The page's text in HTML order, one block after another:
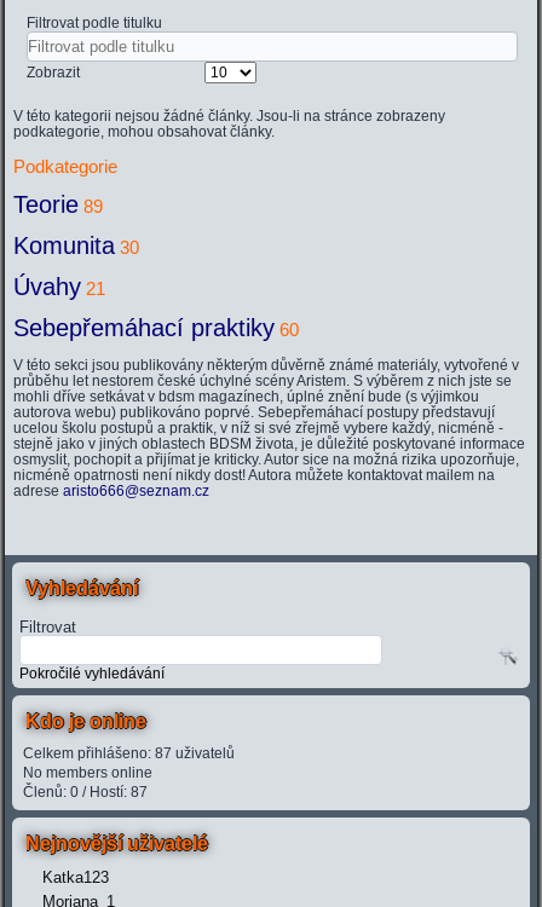
Filtrovat podle titulku
Zobrazit
V této kategorii nejsou žádné články. Jsou-li na stránce zobrazeny
podkategorie, mohou obsahovat články.
Podkategorie
Teorie 89
Komunita 30
Úvahy 21
Sebepřemáhací praktiky 60
V této sekci jsou publikovány některým důvěrně známé materiály, vytvořené v
průběhu let nestorem české úchylné scény Aristem. S výběrem z nich jste se
mohli dříve setkávat v bdsm magazínech, úplné znění bude (s výjimkou
autorova webu) publikováno poprvé. Sebepřemáhací postupy představují
ucelou školu postupů a praktik, v níž si své zřejmě vybere každý, nicméně -
stejně jako v jiných oblastech BDSM života, je důležité poskytované informace
osmyslit, pochopit a přijímat je kriticky. Autor sice na možná rizika upozorňuje,
nicméně opatrnosti není nikdy dost! Autora můžete kontaktovat mailem na
adresearisto666@seznam.cz
Vyhledávání
Filtrovat
Pokročilé vyhledávání
Kdo je online
Celkem přihlášeno: 87 uživatelů
No members online
Členů: 0 / Hostí: 87
Nejnovější uživatelé
Katka123
Moriana_1